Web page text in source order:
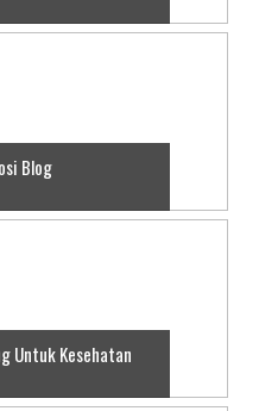
Blog
Untuk Kesehatan